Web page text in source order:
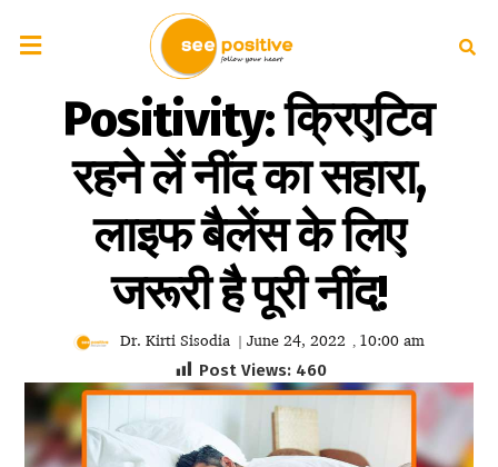
Positivity: क्रिएटिव
रहने लें नींद का सहारा,
लाइफ बैलेंस के लिए
जरूरी है पूरी नींद!
Dr. Kirti Sisodia | June 24, 2022 , 10:00 am
Post Views: 460